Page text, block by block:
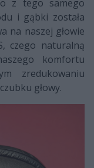
z tego samego
i gąbki została
na naszej głowie
czego naturalną
komfortu
zredukowaniu
głowy.